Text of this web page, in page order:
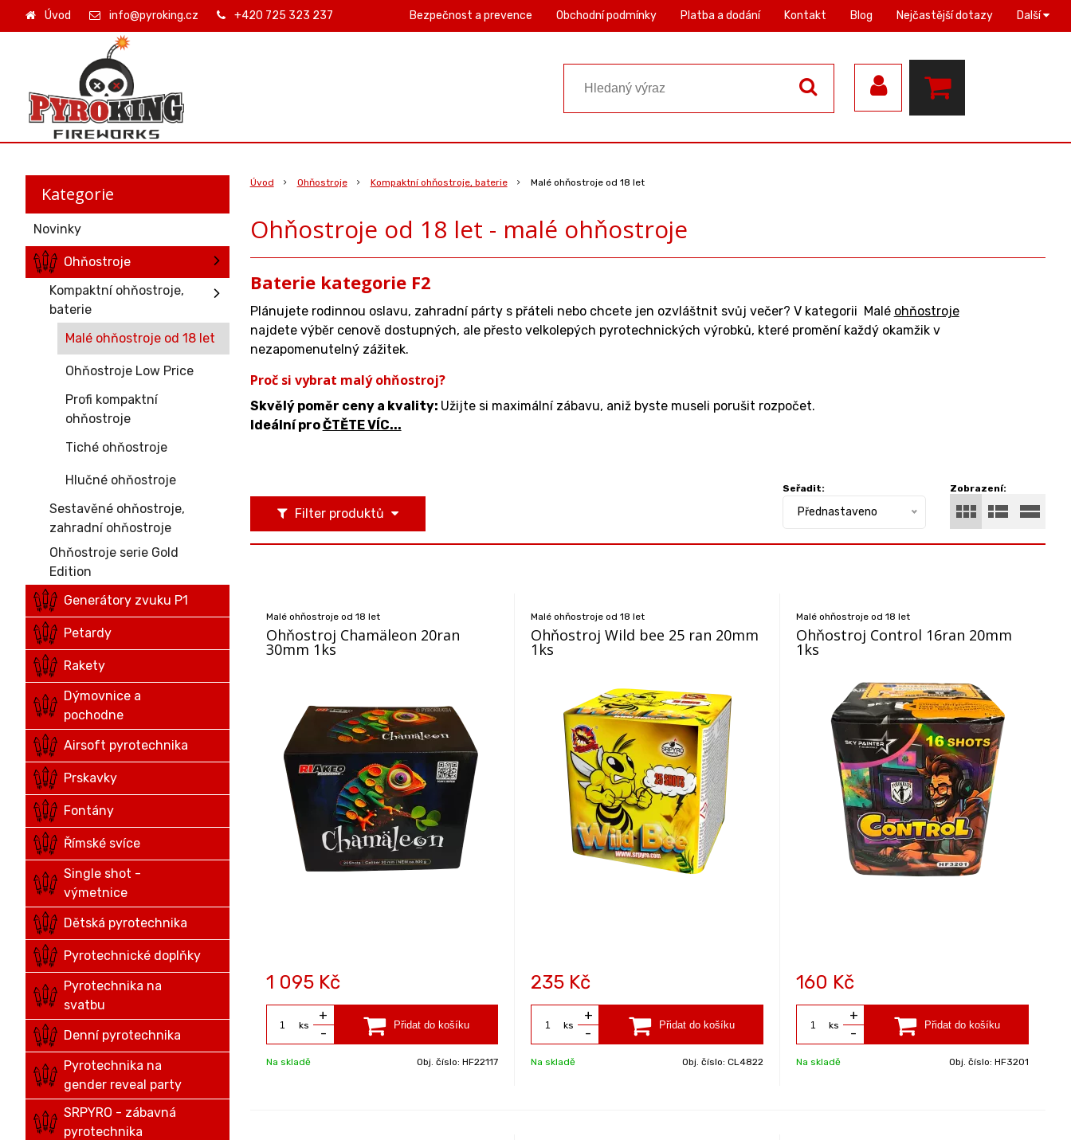
Úvod info@pyroking.cz +420 725 323 237 Bezpečnost a prevence Obchodní podmínky Platba a dodání Kontakt Blog Nejčastější dotazy Další
Úvod Ohňostroje Kompaktní ohňostroje, baterie Malé ohňostroje od 18 let
Ohňostroje od 18 let - malé ohňostroje
Baterie kategorie F2
Plánujete rodinnou oslavu, zahradní párty s přáteli nebo chcete jen ozvláštnit svůj večer? V kategorii Malé ohňostroje
najdete výběr cenově dostupných, ale přesto velkolepých pyrotechnických výrobků, které promění každý okamžik v
nezapomenutelný zážitek.
Proč si vybrat malý ohňostroj?
Skvělý poměr ceny a kvality: Užijte si maximální zábavu, aniž byste museli porušit rozpočet.
Ideální proČTĚTE VÍC...
Filter produktů
Zobrazení:
Seřadit:
Přednastaveno
Malé ohňostroje od 18 let
Ohňostroj Chamäleon 20ran
30mm 1ks
1 095 Kč
ks
+
-
Na skladě Obj. číslo:HF22117
Malé ohňostroje od 18 let
Ohňostroj Wild bee 25 ran 20mm
1ks
235 Kč
ks
+
-
Na skladě Obj. číslo:CL4822
Malé ohňostroje od 18 let
Ohňostroj Control 16ran 20mm
1ks
160 Kč
ks
+
-
Na skladě Obj. číslo: HF3201
Kategorie
Novinky
Ohňostroje
Kompaktní ohňostroje,
baterie
Malé ohňostroje od 18 let
Ohňostroje Low Price
Profi kompaktní
ohňostroje
Tiché ohňostroje
Hlučné ohňostroje
Sestavěné ohňostroje,
zahradní ohňostroje
Ohňostroje serie Gold
Edition
Generátory zvuku P1
Petardy
Rakety
Dýmovnice a
pochodne
Airsoft pyrotechnika
Prskavky
Fontány
Římské svíce
Single shot -
výmetnice
Dětská pyrotechnika
Pyrotechnické doplňky
Pyrotechnika na
svatbu
Denní pyrotechnika
Pyrotechnika na
gender reveal party
SRPYRO - zábavná
pyrotechnika